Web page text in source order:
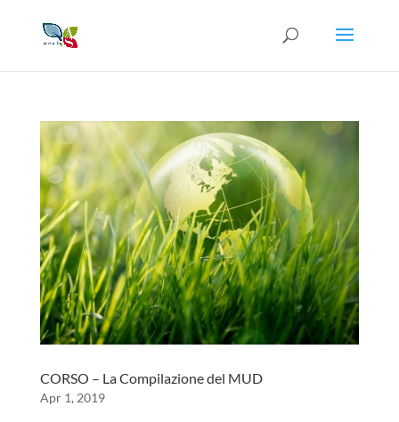
CORSO – La Compilazione del MUD
Apr 1, 2019